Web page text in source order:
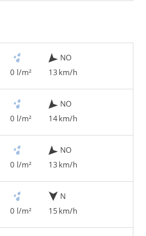
0 l/m²
NO
13 km/h
0 l/m²
NO
14 km/h
0 l/m²
NO
13 km/h
0 l/m²
N
15 km/h